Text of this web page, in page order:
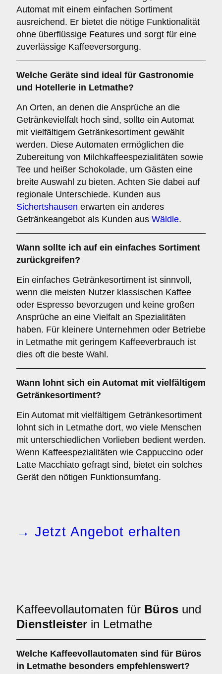
Automat mit einem einfachen Sortiment
ausreichend. Er bietet die nötige Funktionalität
ohne überflüssige Features und sorgt für eine
zuverlässige Kaffeeversorgung.
Welche Geräte sind ideal für Gastronomie
und Hotellerie in Letmathe?
An Orten, an denen die Ansprüche an die
Getränkevielfalt hoch sind, sollte ein Automat
mit vielfältigem Getränkesortiment gewählt
werden. Diese Automaten ermöglichen die
Zubereitung von Milchkaffeespezialitäten sowie
Tee und heißer Schokolade, um Gästen eine
breite Auswahl zu bieten. Achten Sie dabei auf
regionale Unterschiede. Kunden aus
Sichertshausen erwarten ein anderes
Getränkeangebot als Kunden aus Wäldle.
Wann sollte ich auf ein einfaches Sortiment
zurückgreifen?
Ein einfaches Getränkesortiment ist sinnvoll,
wenn die meisten Nutzer klassischen Kaffee
oder Espresso bevorzugen und keine großen
Ansprüche an eine Vielfalt an Spezialitäten
haben. Für kleinere Unternehmen oder Betriebe
in Letmathe mit geringem Kaffeeverbrauch ist
dies oft die beste Wahl.
Wann lohnt sich ein Automat mit vielfältigem
Getränkesortiment?
Ein Automat mit vielfältigem Getränkesortiment
lohnt sich in Letmathe dort, wo viele Menschen
mit unterschiedlichen Vorlieben bedient werden.
Wenn Kaffeespezialitäten wie Cappuccino oder
Latte Macchiato gefragt sind, bietet ein solches
Gerät den nötigen Funktionsumfang.
→ Jetzt Angebot erhalten
Kaffeevollautomaten für Büros und
Dienstleister in Letmathe
Welche Kaffeevollautomaten sind für Büros
in Letmathe besonders empfehlenswert?